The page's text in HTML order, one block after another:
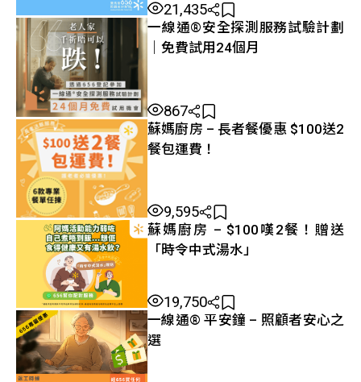
21,435
一線通®安全探測服務試驗計劃
｜免費試用24個月
867
蘇媽廚房 – 長者餐優惠 $100送2
餐包運費！
9,595
蘇媽廚房 – $100嘆2餐！贈送
「時令中式湯水」
19,750
一線通® 平安鐘 – 照顧者安心之
選